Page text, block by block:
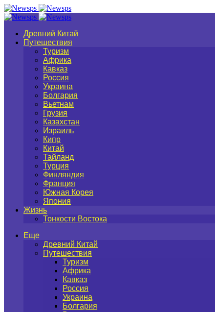
Древний Китай
Путешествия
Туризм
Африка
Кавказ
Россия
Украина
Болгария
Вьетнам
Грузия
Казахстан
Израиль
Кипр
Китай
Тайланд
Турция
Финляндия
Франция
Южная Корея
Япония
Жизнь
Тонкости Востока
Еще
Древний Китай
Путешествия
Туризм
Африка
Кавказ
Россия
Украина
Болгария